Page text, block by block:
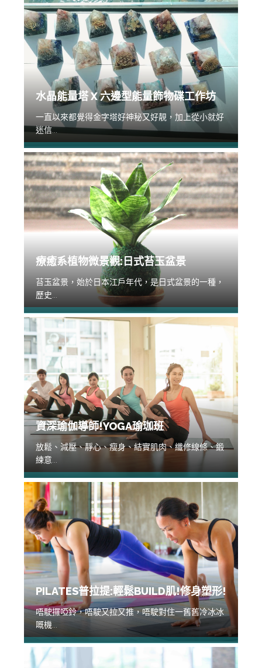
水晶能量塔 X 六邊型能量飾物碟工作坊
一直以來都覺得金字塔好神秘又好靚，加上從小就好
迷信...
療癒系植物微景觀:日式苔玉盆景
苔玉盆景，始於日本江戶年代，是日式盆景的一種，
歷史...
資深瑜伽導師!YOGA瑜珈班
放鬆、減壓、靜心、瘦身、結實肌肉、纖修線條、鍛
練意...
PILATES普拉提:輕鬆BUILD肌!修身塑形!
唔駛攞啞鈴，唔駛又拉又推，唔駛對住一舊舊冷冰冰
嘅機...